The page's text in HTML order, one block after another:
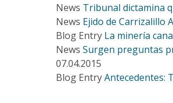
News Tribunal dictamina
News Ejido de Carrizalillo
Blog Entry La minería
News Surgen preguntas
07.04.2015
Blog EntryAntecedentes: